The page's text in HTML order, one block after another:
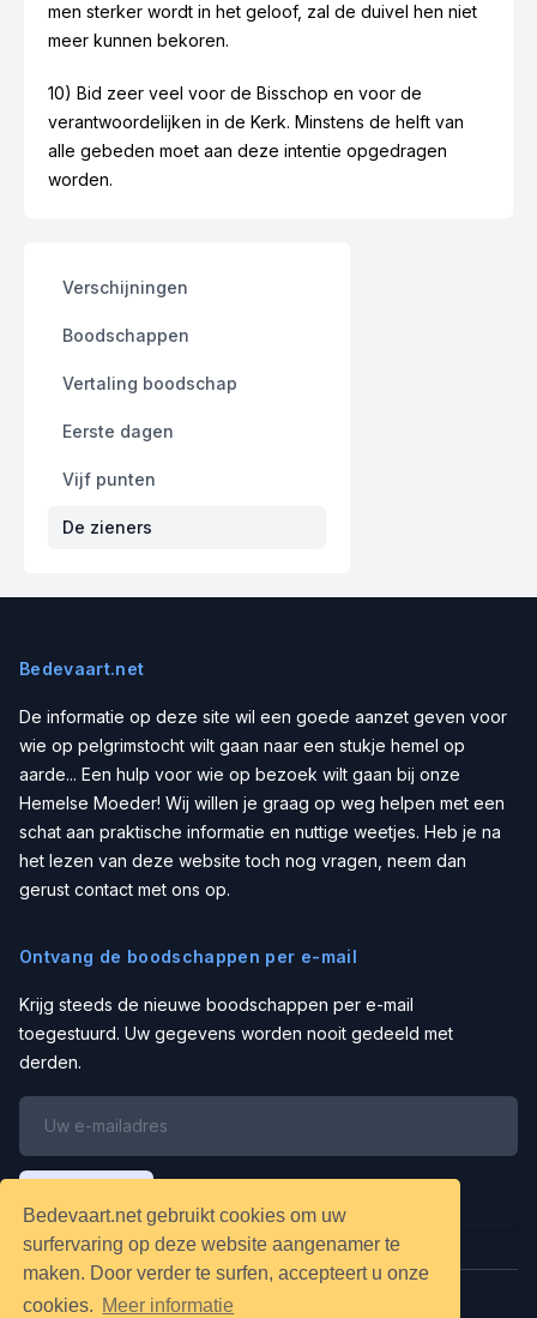
Bedevaart.net gebruikt cookies om uw
surfervaring op deze website aangenamer te
maken. Door verder te surfen, accepteert u onze
cookies. Meer informatie
men sterker wordt in het geloof, zal de duivel hen niet
meer kunnen bekoren.
10) Bid zeer veel voor de Bisschop en voor de
verantwoordelijken in de Kerk. Minstens de helft van
alle gebeden moet aan deze intentie opgedragen
worden.
Verschijningen
Boodschappen
Vertaling boodschap
Eerste dagen
Vijf punten
De zieners
Bedevaart.net
De informatie op deze site wil een goede aanzet geven voor
wie op pelgrimstocht wilt gaan naar een stukje hemel op
aarde... Een hulp voor wie op bezoek wilt gaan bij onze
Hemelse Moeder! Wij willen je graag op weg helpen met een
schat aan praktische informatie en nuttige weetjes. Heb je na
het lezen van deze website toch nog vragen, neem dan
gerust contact met ons op.
Ontvang de boodschappen per e-mail
Krijg steeds de nieuwe boodschappen per e-mail
toegestuurd. Uw gegevens worden nooit gedeeld met
derden.